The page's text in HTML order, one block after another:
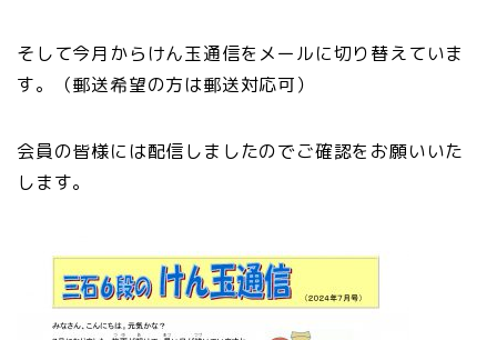
そして今月からけん玉通信をメールに切り替えていま
す。（郵送希望の方は郵送対応可）
会員の皆様には配信しましたのでご確認をお願いいた
します。